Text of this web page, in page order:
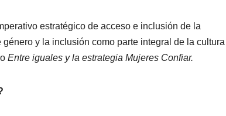
estratégico de acceso e inclusión de la
y la inclusión como parte integral de la cultura
Entre iguales y la estrategia Mujeres Confiar.